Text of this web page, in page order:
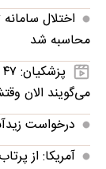
اختلال
محاسبه شد
می‌گویند الان
درخواست
آمریکا: از